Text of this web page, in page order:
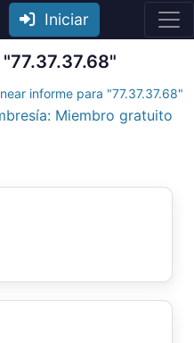
Iniciar
informe para "77.37.37.68"
Miembro gratuito